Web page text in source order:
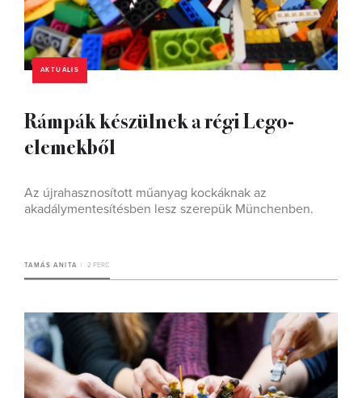
AKTUÁLIS
Rámpák készülnek a régi Lego-
elemekből
Az újrahasznosított műanyag kockáknak az
akadálymentesítésben lesz szerepük Münchenben.
TAMÁS ANITA 2 PERC